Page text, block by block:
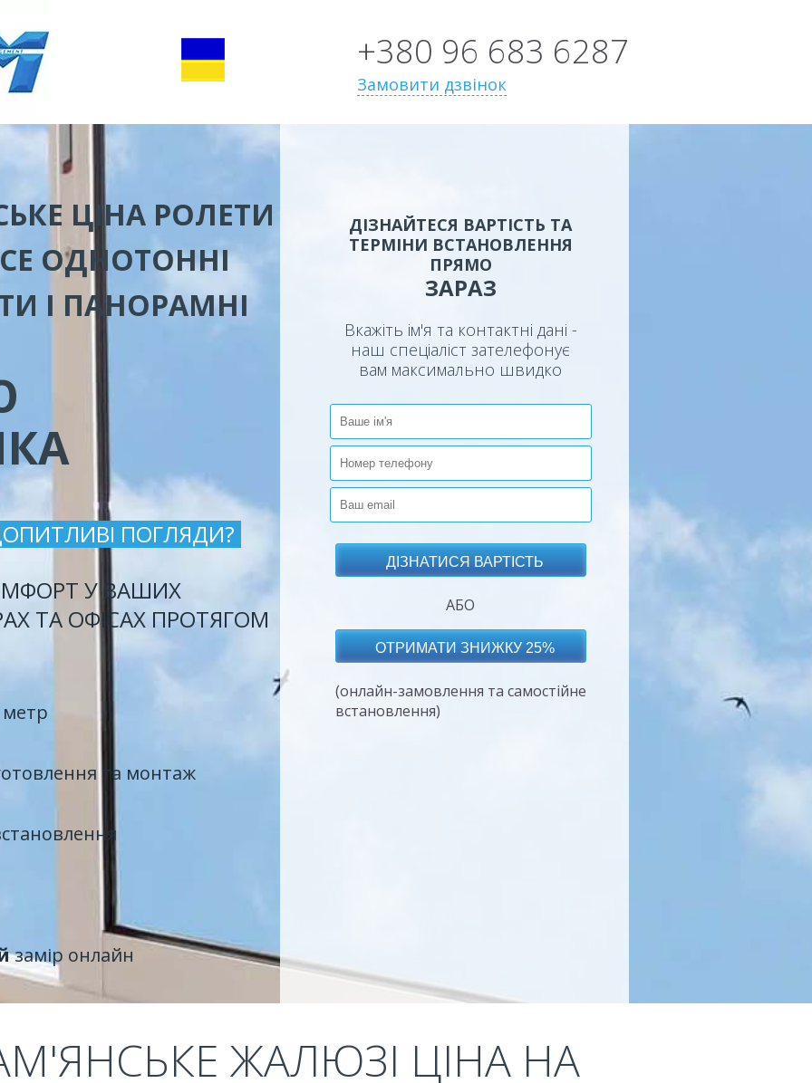
+380 96 683 6287
Замовити дзвінок
ЦІНА РОЛЕТИ
ОДНОТОННІ
І ПАНОРАМНІ
ПОГЛЯДИ?
У ВАШИХ
ТА ОФІСАХ ПРОТЯГОМ
метр
та монтаж
замір онлайн
ДІЗНАЙТЕСЯ ВАРТІСТЬ ТА
ТЕРМІНИ ВСТАНОВЛЕННЯ
ПРЯМО
ЗАРАЗ
Вкажіть ім'я та контактні дані -
наш спеціаліст зателефонує
вам максимально швидко
АБО
(онлайн-замовлення та самостійне
встановлення)
ЖАЛЮЗІ ЦІНА НА